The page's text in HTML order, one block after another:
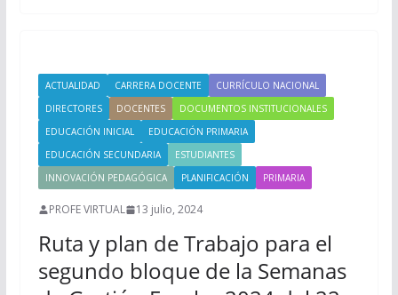
ACTUALIDAD CARRERA DOCENTE
CURRÍCULO NACIONAL
DIRECTORES
DOCENTES
DOCUMENTOS INSTITUCIONALES
EDUCACIÓN INICIAL
EDUCACIÓN PRIMARIA
EDUCACIÓN SECUNDARIA
ESTUDIANTES
INNOVACIÓN PEDAGÓGICA
PLANIFICACIÓN PRIMARIA
PROFE VIRTUAL 13 julio, 2024
Ruta y plan de Trabajo para el
segundo bloque de la Semanas